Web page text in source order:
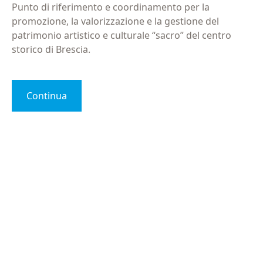
Punto di riferimento e coordinamento per la
promozione, la valorizzazione e la gestione del
patrimonio artistico e culturale “sacro” del centro
storico di Brescia.
Continua